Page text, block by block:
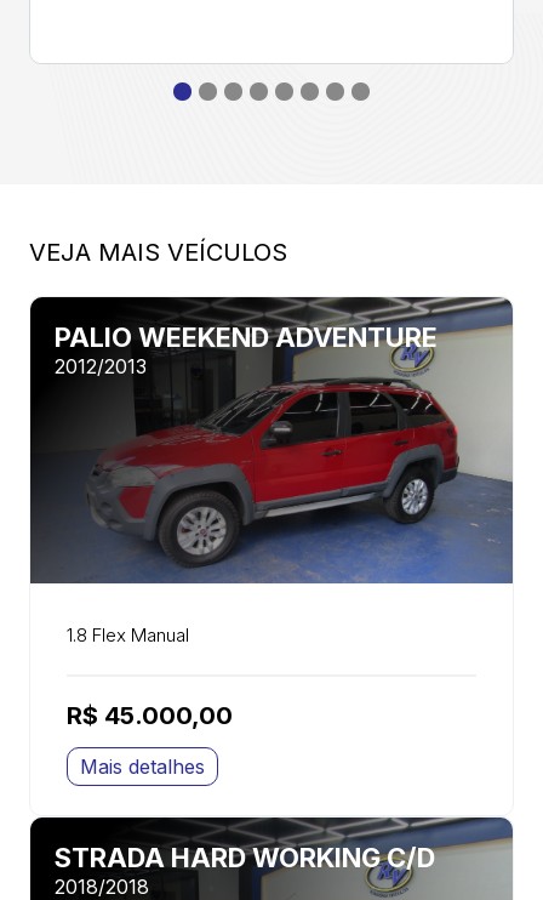
VEJA MAIS VEÍCULOS
PALIO WEEKEND ADVENTURE
2012/2013
1.8 Flex Manual
R$ 45.000,00
Mais detalhes
STRADA HARD WORKING C/D
2018/2018